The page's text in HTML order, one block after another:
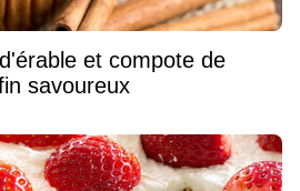
et compote de
savoureux